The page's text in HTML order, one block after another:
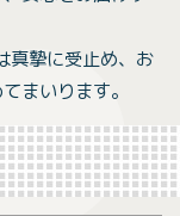
真摯に受止め、お
まいります。